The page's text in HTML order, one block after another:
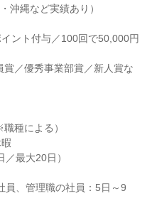
沖縄など実績あり）
ント付与／100回で50,000円
賞／優秀事業部賞／新人賞な
種による）
最大20日）
員、管理職の社員：5日～9